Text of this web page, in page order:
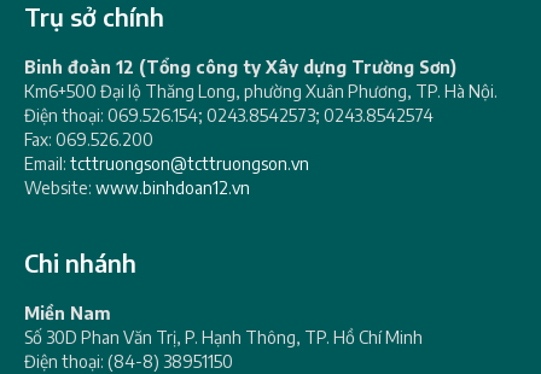
Trụ sở chính
Binh đoàn 12 (Tổng công ty Xây dựng Trường Sơn)
Km6+500 Đại lộ Thăng Long, phường Xuân Phương, TP. Hà Nội.
Điện thoại: 069.526.154; 0243.8542573; 0243.8542574
Fax: 069.526.200
Email: tcttruongson@tcttruongson.vn
Website: www.binhdoan12.vn
Chi nhánh
Miền Nam
Số 30D Phan Văn Trị, P. Hạnh Thông, TP. Hồ Chí Minh
Điện thoại: (84-8) 38951150